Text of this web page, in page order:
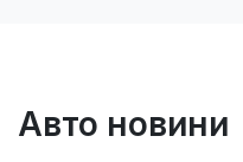
Авто новини